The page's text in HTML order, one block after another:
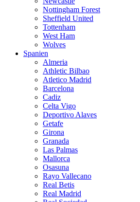
Nottingham Forest
Sheffield United
Tottenham
West Ham
Wolves
Spanien
Almeria
Athletic Bilbao
Atletico Madrid
Barcelona
Cadiz
Celta Vigo
Deportivo Alaves
Getafe
Girona
Granada
Las Palmas
Mallorca
Osasuna
Rayo Vallecano
Real Betis
Real Madrid